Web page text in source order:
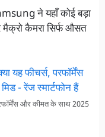
ने यहाँ कोई बड़ा
कैमरा सिर्फ औसत
और कीमत के साथ 2025